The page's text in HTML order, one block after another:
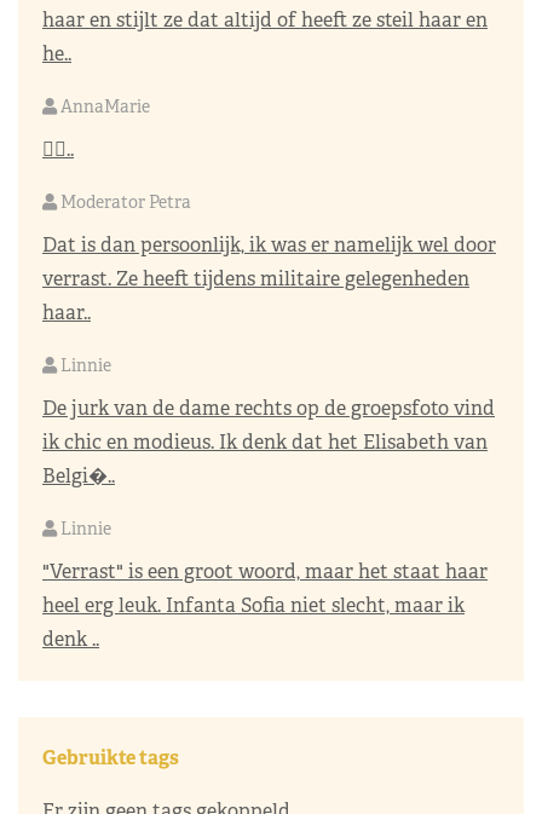
haar en stijlt ze dat altijd of heeft ze steil haar en
he..
AnnaMarie
👌🏼..
Moderator Petra
Dat is dan persoonlijk, ik was er namelijk wel door
verrast. Ze heeft tijdens militaire gelegenheden
haar..
Linnie
De jurk van de dame rechts op de groepsfoto vind
ik chic en modieus. Ik denk dat het Elisabeth van
Belgi�..
Linnie
"Verrast" is een groot woord, maar het staat haar
heel erg leuk. Infanta Sofia niet slecht, maar ik
denk ..
Gebruikte tags